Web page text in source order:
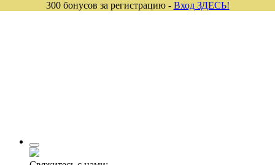
300 бонусов за регистрацию - Вход ЗДЕСЬ!